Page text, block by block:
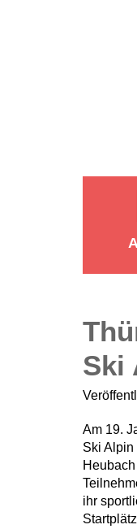
Ski
Am 19.
Ski Alpin
ihr